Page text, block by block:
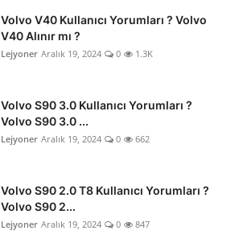
Volvo V40 Kullanıcı Yorumları ? Volvo
V40 Alınır mı ?
Lejyoner Aralık 19, 2024 0 1.3K
Volvo S90 3.0 Kullanıcı Yorumları ?
Volvo S90 3.0 ...
Lejyoner Aralık 19, 2024 0 662
Volvo S90 2.0 T8 Kullanıcı Yorumları ?
Volvo S90 2...
Lejyoner Aralık 19, 2024 0 847